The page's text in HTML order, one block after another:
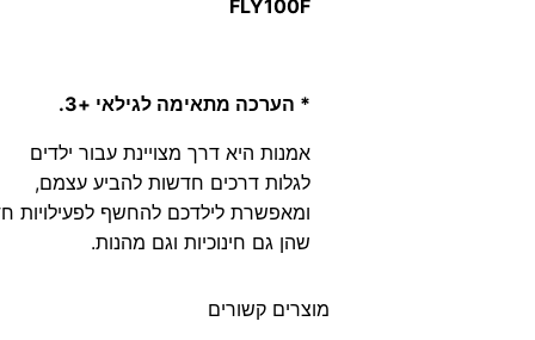
FLY100F
* הערכה מתאימה לגילאי +3.
אמנות היא דרך מצויינת עבור ילדים
לגלות דרכים חדשות להביע עצמם,
ומאפשרת לילדכם להחשף לפעילויות
שהן גם חינוכיות וגם מהנות.
מוצרים קשורים